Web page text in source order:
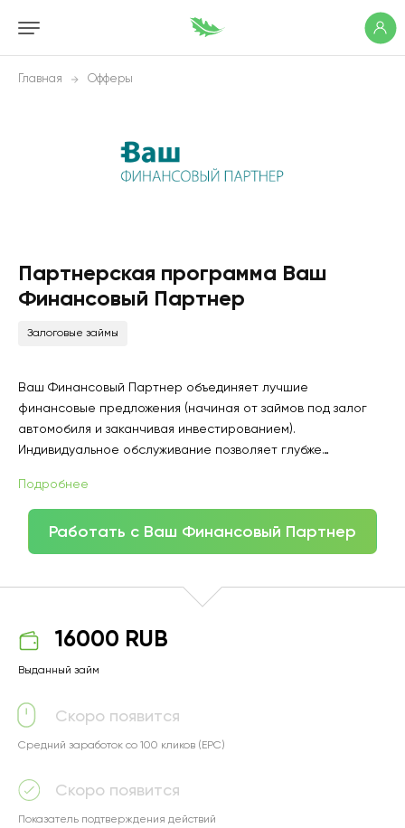
Главная Офферы
Партнерская программа Ваш
Финансовый Партнер
Залоговые займы
Ваш Финансовый Партнер объединяет лучшие
финансовые предложения (начиная от займов под залог
автомобиля и заканчивая инвестированием).
Индивидуальное обслуживание позволяет глубже
с действительно выгодными условиями.
Подробнее
Работать с Ваш Финансовый Партнер
16000 RUB
Выданный займ
Скоро появится
Средний заработок со 100 кликов (EPC)
Скоро появится
Показатель подтверждения действий